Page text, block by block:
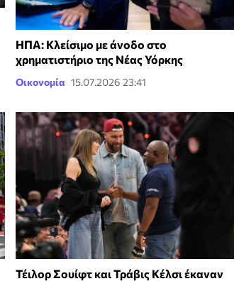
ΗΠΑ: Κλείσιμο με άνοδο στο
χρηματιστήριο της Νέας Υόρκης
Οικονομία 15.07.2026 23:41
Τέιλορ Σουίφτ και Τράβις Κέλσι έκαναν